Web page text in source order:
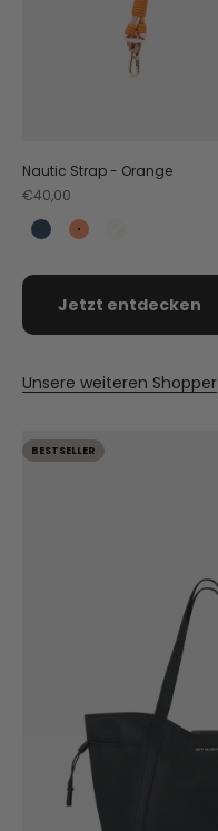
Nautic Strap - Orange
Angebot
€40,00
Teal Orange
Jetzt entdecken
Unsere weiteren Shopper
BESTSELLER